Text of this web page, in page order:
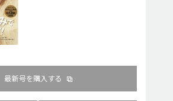
最新号を購入する